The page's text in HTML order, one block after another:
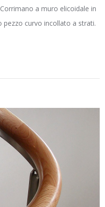
a muro elicoidale in
pezzo curvo incollato a strati.